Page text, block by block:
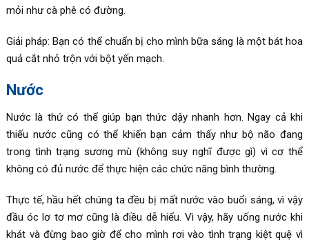
mỏi như cà phê có đường.
Giải pháp: Bạn có thể chuẩn bị cho mình bữa sáng là một bát hoa
quả cắt nhỏ trộn với bột yến mạch.
Nước
Nước là thứ có thể giúp bạn thức dậy nhanh hơn. Ngay cả khi
thiếu nước cũng có thể khiến bạn cảm thấy như bộ não đang
trong tình trạng sương mù (không suy nghĩ được gì) vì cơ thể
không có đủ nước để thực hiện các chức năng bình thường.
Thực tế, hầu hết chúng ta đều bị mất nước vào buổi sáng, vì vậy
đầu óc lơ tơ mơ cũng là điều dễ hiểu. Vì vậy, hãy uống nước khi
khát và đừng bao giờ để cho mình rơi vào tình trạng kiệt quệ vì